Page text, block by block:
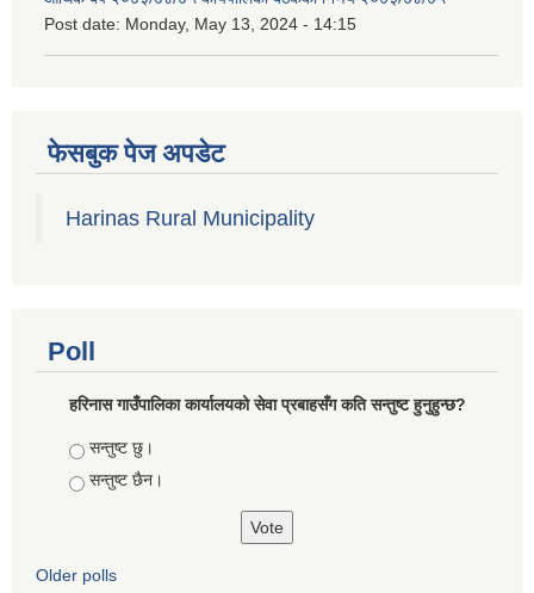
Post date: Monday, May 13, 2024 - 14:15
फेसबुक पेज अपडेट
Harinas Rural Municipality
Poll
हरिनास गाउँपालिका कार्यालयको सेवा प्रबाहसँग कति सन्तुष्ट हुनुहुन्छ?
Choices
सन्तुष्ट छु।
सन्तुष्ट छैन।
Older polls